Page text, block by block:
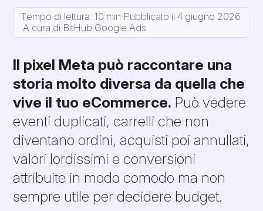
Tempo di lettura: 10 min·Pubblicato il 4 giugno 2026
·A cura di BitHub·Google Ads
Il pixel Meta può raccontare una
storia molto diversa da quella che
vive il tuo eCommerce. Può vedere
eventi duplicati, carrelli che non
diventano ordini, acquisti poi annullati,
valori lordissimi e conversioni
attribuite in modo comodo ma non
sempre utile per decidere budget.